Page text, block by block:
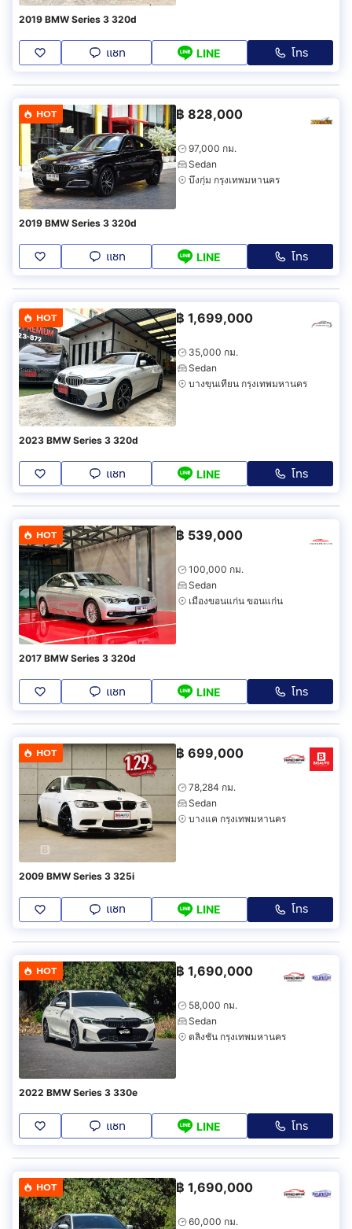
2019 BMW Series 3 320d
แชท LINE โทร
HOT ฿ 828,000
97,000 กม.
Sedan
บึงกุ่ม กรุงเทพมหานคร
2019 BMW Series 3 320d
แชท LINE โทร
HOT ฿ 1,699,000
35,000 กม.
Sedan
บางขุนเทียน กรุงเทพมหานคร
2023 BMW Series 3 320d
แชท LINE โทร
HOT ฿ 539,000
100,000 กม.
Sedan
เมืองขอนแก่น ขอนแก่น
2017 BMW Series 3 320d
แชท LINE โทร
HOT ฿ 699,000
78,284 กม.
Sedan
บางแค กรุงเทพมหานคร
2009 BMW Series 3 325i
แชท LINE โทร
HOT ฿ 1,690,000
58,000 กม.
Sedan
ตลิ่งชัน กรุงเทพมหานคร
2022 BMW Series 3 330e
แชท LINE โทร
HOT ฿ 1,690,000
60,000 กม.